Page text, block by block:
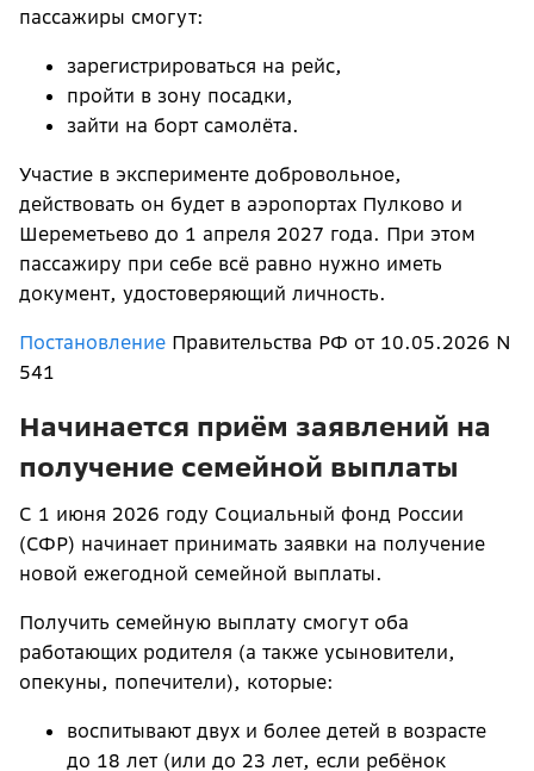
пассажиры смогут:
зарегистрироваться на рейс,
пройти в зону посадки,
зайти на борт самолёта.
Участие в эксперименте добровольное,
действовать он будет в аэропортах Пулково и
Шереметьево до 1 апреля 2027 года. При этом
пассажиру при себе всё равно нужно иметь
документ, удостоверяющий личность.
Постановление Правительства РФ от 10.05.2026 N
541
Начинается приём заявлений на
получение семейной выплаты
С 1 июня 2026 году Социальный фонд России
(СФР) начинает принимать заявки на получение
новой ежегодной семейной выплаты.
Получить семейную выплату смогут оба
работающих родителя (а также усыновители,
опекуны, попечители), которые:
воспитывают двух и более детей в возрасте
до 18 лет (или до 23 лет, если ребёнок